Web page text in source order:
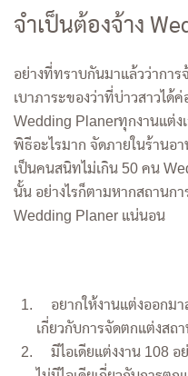
จำเป็นต้องจ้าง
อย่างที่ทราบกันมาแล้วว่าการ
เบาภาระของว่าที่บ่าวสาวได้
Wedding Planerทุกงานแต่ง
พิธีอะไรมาก จัดภายในร้านอ
เป็นคนสนิทไม่เกิน 50 คน
นั้น อย่างไรก็ตามหากสถานก
Wedding Planer แน่นอน
อยากให้งานแต่งออก
เกี่ยวกับการจัดตกแต่งสถ
มีไอเดียแต่งงาน 108